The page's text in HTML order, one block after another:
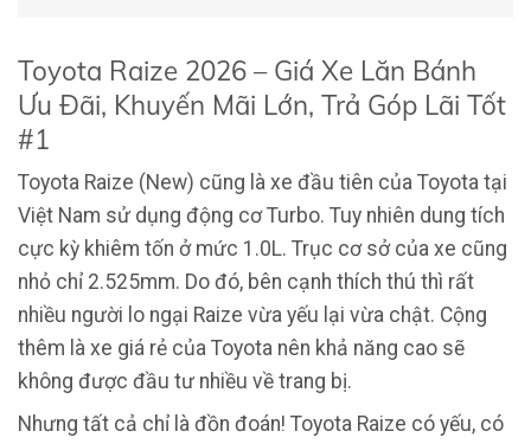
Toyota Raize 2026 – Giá Xe Lăn Bánh
Ưu Đãi, Khuyến Mãi Lớn, Trả Góp Lãi Tốt
#1
Toyota Raize (New) cũng là xe đầu tiên của Toyota tại
Việt Nam sử dụng động cơ Turbo. Tuy nhiên dung tích
cực kỳ khiêm tốn ở mức 1.0L. Trục cơ sở của xe cũng
nhỏ chỉ 2.525mm. Do đó, bên cạnh thích thú thì rất
nhiều người lo ngại Raize vừa yếu lại vừa chật. Cộng
thêm là xe giá rẻ của Toyota nên khả năng cao sẽ
không được đầu tư nhiều về trang bị.
Nhưng tất cả chỉ là đồn đoán! Toyota Raize có yếu, có